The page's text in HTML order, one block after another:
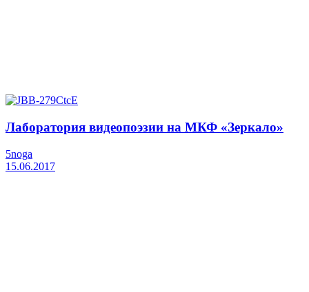
Лаборатория видеопоэзии на МКФ «Зеркало»
5noga
15.06.2017